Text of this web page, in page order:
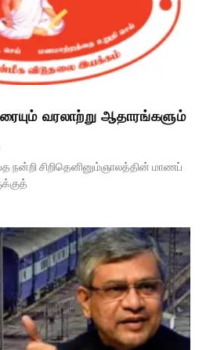
வரலாற்று ஆதாரங்களும்
நன்றி சிறிதெனினும்ஞாலத்தின் மாணப்